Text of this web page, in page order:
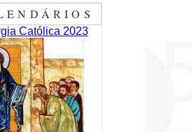
Católica 2023